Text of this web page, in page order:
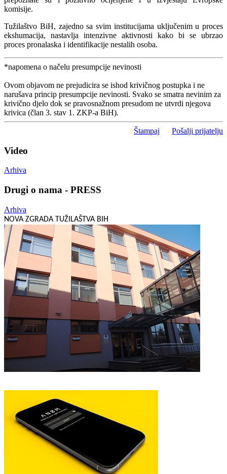
komisije.
Tužilaštvo BiH, zajedno sa svim institucijama uključenim u proces
ekshumacija, nastavlja intenzivne aktivnosti kako bi se ubrzao
proces pronalaska i identifikacije nestalih osoba.
*napomena o načelu presumpcije nevinosti
Ovom objavom ne prejudicira se ishod krivičnog postupka i ne
narušava princip presumpcije nevinosti. Svako se smatra nevinim za
krivično djelo dok se pravosnažnom presudom ne utvrdi njegova
krivica (član 3. stav 1. ZKP-a BiH).
Štampaj Pošalji prijatelju
Video
Arhiva
Drugi o nama - PRESS
Arhiva
NOVA ZGRADA TUŽILAŠTVA BIH